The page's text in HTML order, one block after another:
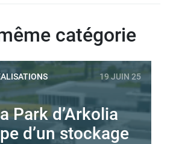
catégorie
19 JUIN 25
Park d’Arkolia
d’un stockage